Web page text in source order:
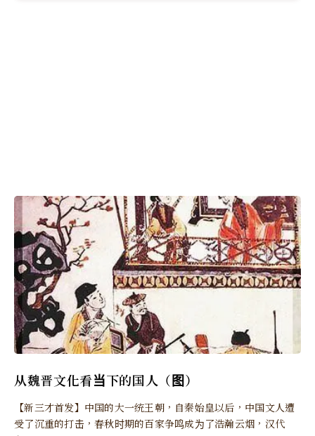
从魏晋文化看当下的国人（图）
【新三才首发】中国的大一统王朝，自秦始皇以后，中国文人遭
受了沉重的打击，春秋时期的百家争鸣成为了浩瀚云烟，汉代